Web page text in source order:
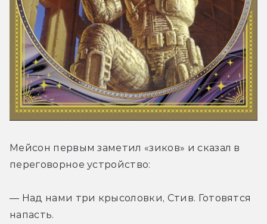
Мейсон первым заметил «зиков» и сказал в
переговорное устройство:
— Над нами три крысоловки, Стив. Готовятся
напасть.